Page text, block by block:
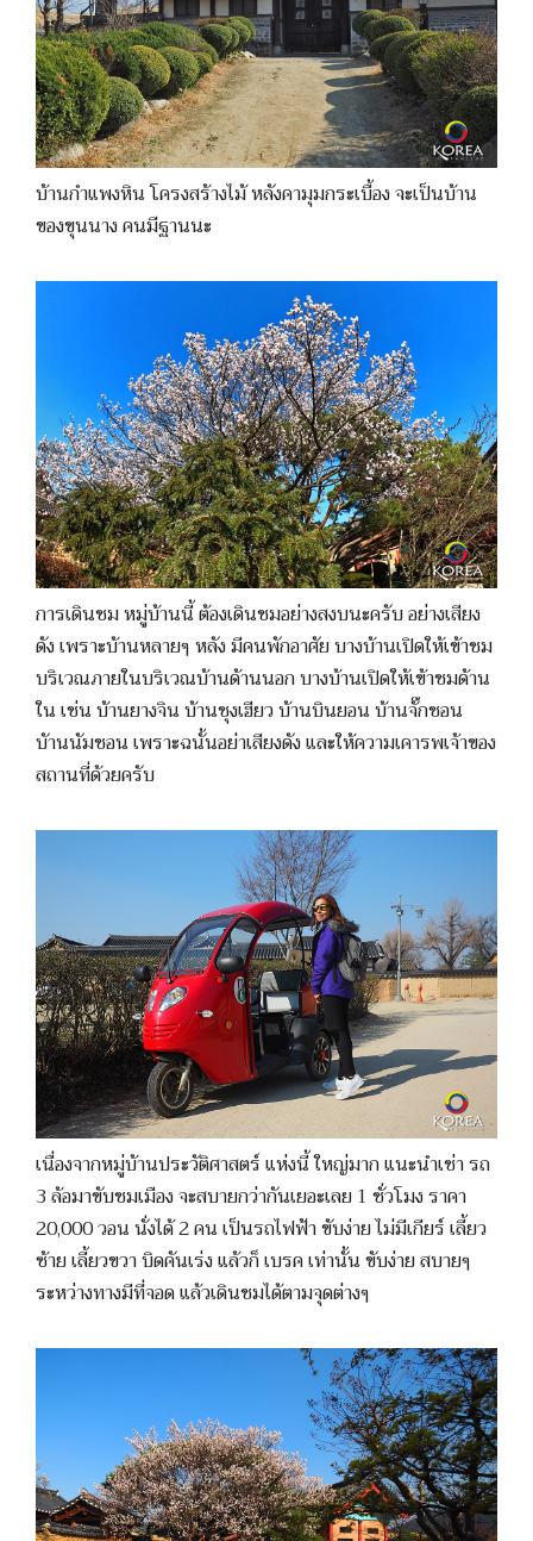
บ้านกำแพงหิน โครงสร้างไม้ หลังคามุมกระเบื้อง จะเป็นบ้าน
ของขุนนาง คนมีฐานนะ
การเดินชม หมู่บ้านนี้ ต้องเดินชมอย่างสงบนะครับ อย่างเสียง
ดัง เพราะบ้านหลายๆ หลัง มีคนพักอาศัย บางบ้านเปิดให้เข้าชม
บริเวณภายในบริเวณบ้านด้านนอก บางบ้านเปิดให้เข้าชมด้าน
ใน เช่น บ้านยางจิน บ้านชุงเฮียว บ้านบินยอน บ้านจั๊กชอน
บัานนัมชอน เพราะฉนั้นอย่าเสียงดัง และให้ความเคารพเจ้าของ
สถานที่ด้วยครับ
เนื่องจากหมู่บ้านประวัติศาสตร์ แห่งนี้ ใหญ่มาก แนะนำเช่า รถ
3 ล้อมาขับชมเมือง จะสบายกว่ากันเยอะเลย 1 ชั่วโมง ราคา
20,000 วอน นั่งได้ 2 คน เป็นรถไฟฟ้า ขับง่าย ไม่มีเกียร์ เลี้ยว
ซ้าย เลี้ยวขวา บิดคันเร่ง แล้วก็ เบรค เท่านั้น ขับง่าย สบายๆ
ระหว่างทางมีที่จอด แล้วเดินชมได้ตามจุดต่างๆ